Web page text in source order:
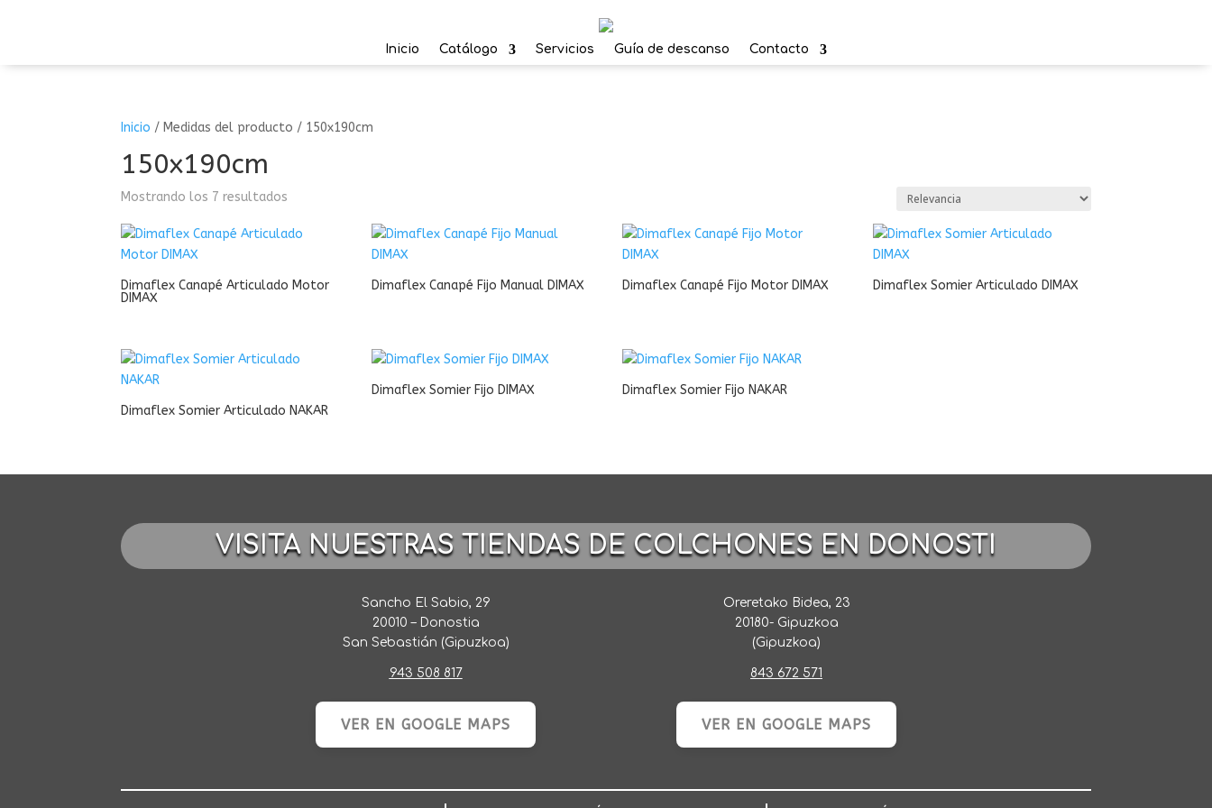
Inicio Catálogo Servicios Guía de descanso Contacto
Inicio / Medidas del producto / 150x190cm
150x190cm
Mostrando los 7 resultados
Dimaflex Canapé Articulado Motor
DIMAX
Dimaflex Canapé Fijo Manual DIMAX Dimaflex Canapé Fijo Motor DIMAX Dimaflex Somier Articulado DIMAX
Dimaflex Somier Articulado NAKAR
Dimaflex Somier Fijo DIMAX Dimaflex Somier Fijo NAKAR
VISITA NUESTRAS TIENDAS DE COLCHONES EN DONOSTI
Sancho El Sabio, 29
20010 – Donostia
San Sebastián (Gipuzkoa)
943 508 817
VER EN GOOGLE MAPS
Oreretako Bidea, 23
20180- Gipuzkoa
(Gipuzkoa)
843 672 571
VER EN GOOGLE MAPS